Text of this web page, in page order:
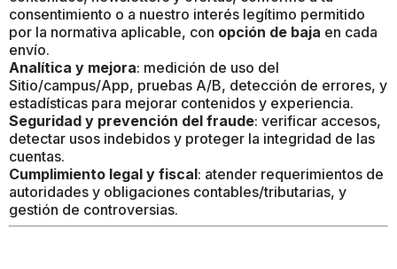
consentimiento o a nuestro interés legítimo permitido
por la normativa aplicable, con opción de baja en cada
envío.
Analítica y mejora: medición de uso del
Sitio/campus/App, pruebas A/B, detección de errores, y
estadísticas para mejorar contenidos y experiencia.
Seguridad y prevención del fraude: verificar accesos,
detectar usos indebidos y proteger la integridad de las
cuentas.
Cumplimiento legal y fiscal: atender requerimientos de
autoridades y obligaciones contables/tributarias, y
gestión de controversias.